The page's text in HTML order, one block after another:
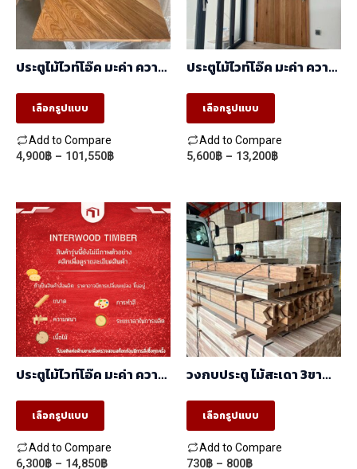
may
chosen
on
the
product
page
may
be
chosen
on
the
product
page
ประตูไม้ไวท์โอ๊ค มะค่า ความ
เฉียงวี/chevron/AB-02
เลือกรูปแบบ
Add to Compare
This
has
multiple
variants.
The
options
may
be
chosen
on
the
product
page
4,900฿ – 101,550฿Price
through
101,550฿
ประตูไม้ไวท์โอ๊ค มะค่า ความ
2.5mm
เลือกรูปแบบ
Add to Compare
This
has
multiple
variants.
The
options
may
be
chosen
on
the
product
page
5,600฿ – 13,200฿Price
through
13,200฿
ประตูไม้ไวท์โอ๊ค มะค่า ความ
6mmเลือกรูปแบบ
Add to Compare
6,300฿ – 14,850฿Price
วงกบประตู ไม้สะเดา 3ขา
เลือกรูปแบบ
Add to Compare
730฿ – 800฿Price